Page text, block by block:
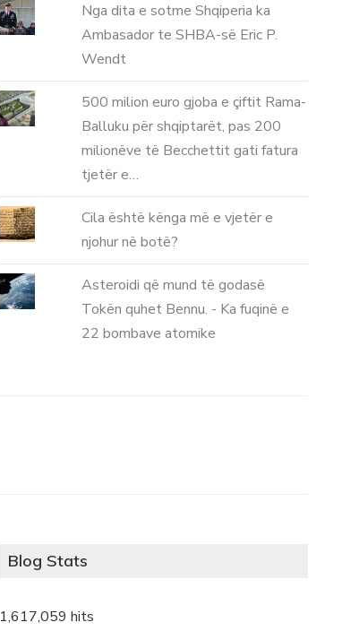
Nga dita e sotme Shqiperia ka
Ambasador te SHBA-së Eric P.
Wendt
500 milion euro gjoba e çiftit Rama-
Balluku për shqiptarët, pas 200
milionëve të Becchettit gati fatura
tjetër e…
Cila është kënga më e vjetër e
njohur në botë?
Asteroidi që mund të godasë
Tokën quhet Bennu. - Ka fuqinë e
22 bombave atomike
Blog Stats
1,617,059 hits